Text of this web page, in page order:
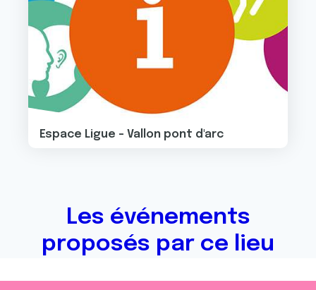
Espace Ligue - Vallon pont d'arc
Les événements
proposés par ce lieu